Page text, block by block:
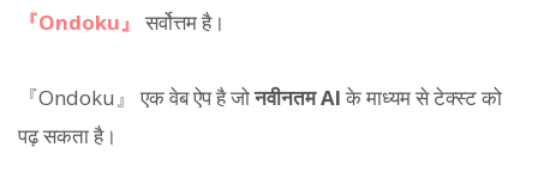
『Ondoku』 सर्वोत्तम है।
『Ondoku』 एक वेब ऐप है जोनवीनतम AIके माध्यम से टेक्स्ट को
पढ़ सकता है।